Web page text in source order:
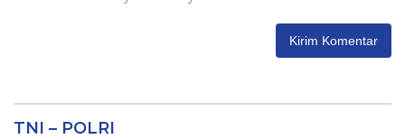
TNI – POLRI